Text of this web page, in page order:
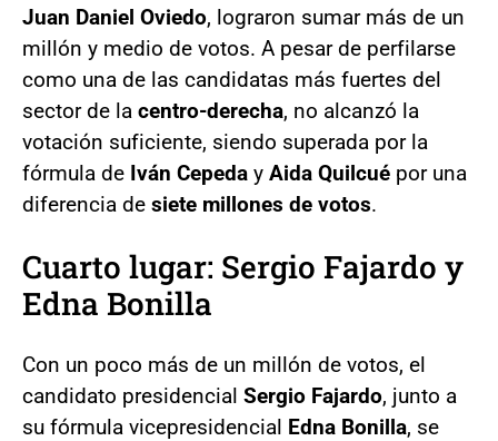
Juan Daniel Oviedo, lograron sumar más de un
millón y medio de votos. A pesar de perfilarse
como una de las candidatas más fuertes del
sector de la centro-derecha, no alcanzó la
votación suficiente, siendo superada por la
fórmula de Iván Cepeda y Aida Quilcué por una
diferencia de siete millones de votos.
Cuarto lugar: Sergio Fajardo y
Edna Bonilla
Con un poco más de un millón de votos, el
candidato presidencial Sergio Fajardo, junto a
su fórmula vicepresidencial Edna Bonilla, se